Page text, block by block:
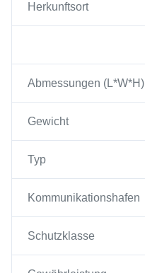
Herkunftsort
Abmessungen (L*W*H)
Gewicht
Typ
Kommunikationshafen
Schutzklasse